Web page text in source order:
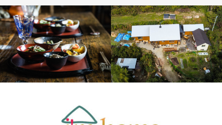
あいむほーむの料理 あいむほーむ